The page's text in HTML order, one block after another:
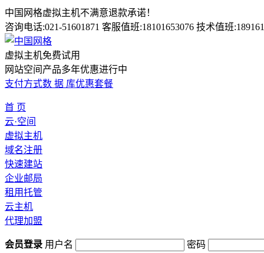
中国网格虚拟主机不满意退款承诺！
咨询电话:021-51601871 客服值班:18101653076 技术值班
虚拟主机免费试用
网站空间产品多年优惠进行中
支付方式数 据 库优惠套餐
首 页
云·空间
虚拟主机
域名注册
快速建站
企业邮局
租用托管
云主机
代理加盟
会员登录 用户名 密码